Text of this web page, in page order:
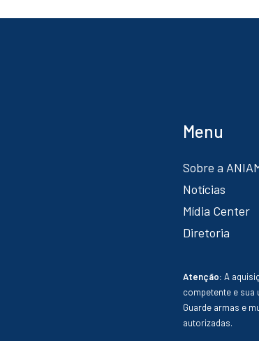
Menu
Sobre a
Notícias
Mídia Center
Diretoria
Atenção: A
competente e sua
Guarde armas e
autorizadas.